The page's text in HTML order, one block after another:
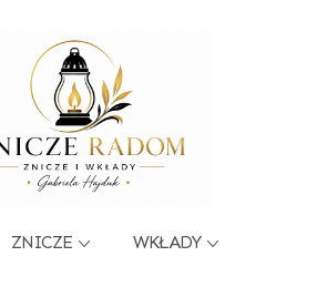
ZNICZE WKŁADY